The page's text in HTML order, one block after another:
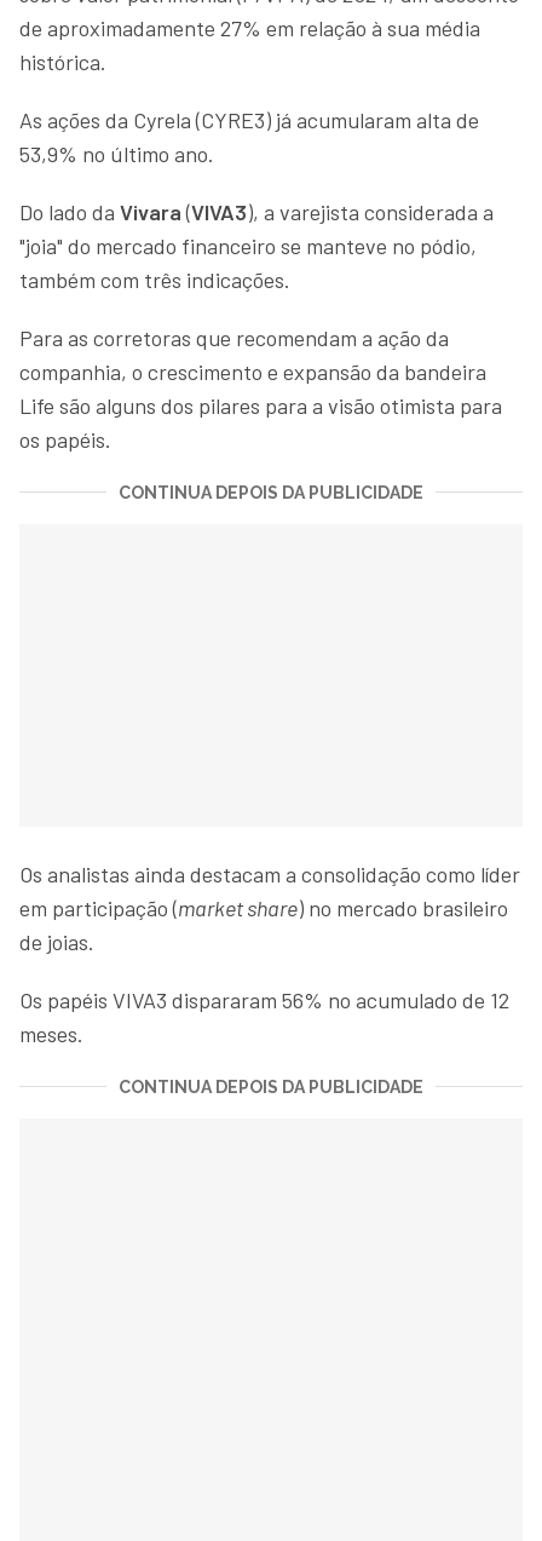
de aproximadamente 27% em relação à sua média
histórica.
As ações da Cyrela (CYRE3) já acumularam alta de
53,9% no último ano.
Do lado da Vivara(VIVA3), a varejista considerada a
"joia" do mercado financeiro se manteve no pódio,
também com três indicações.
Para as corretoras que recomendam a ação da
companhia, o crescimento e expansão da bandeira
Life são alguns dos pilares para a visão otimista para
os papéis.
CONTINUA DEPOIS DA PUBLICIDADE
Os analistas ainda destacam a consolidação como líder
em participação (market share) no mercado brasileiro
de joias.
Os papéis VIVA3 dispararam 56% no acumulado de 12
meses.
CONTINUA DEPOIS DA PUBLICIDADE